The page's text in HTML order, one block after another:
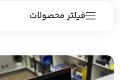
فیلتر محصولات